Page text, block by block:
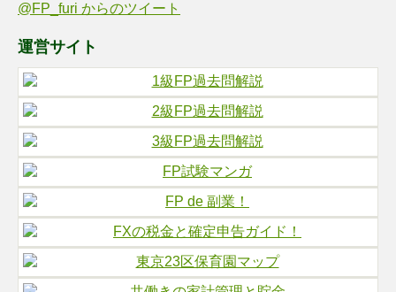
@FP_furi からのツイート
運営サイト